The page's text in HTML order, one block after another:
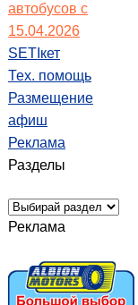
автобусов с
15.04.2026
SETIкет
Тех. помощь
Размещение
афиш
Реклама
Разделы
Реклама